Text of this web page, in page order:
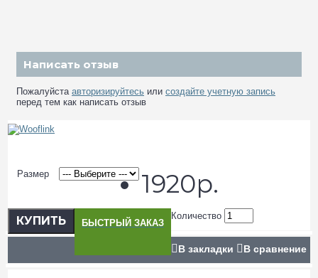
Написать отзыв
Пожалуйста авторизируйтесь или создайте учетную запись
перед тем как написать отзыв
Размер 1920р.
Количество
КУПИТЬ БЫСТРЫЙ ЗАКАЗ
В закладки В сравнение